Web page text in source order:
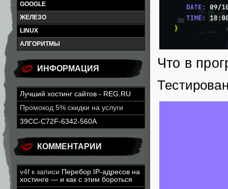
GOOGLE
ЖЕЛЕЗО
LINUX
АЛГОРИТМЫ
ИНФОРМАЦИЯ
Лучший хостинг сайтов - REG.RU
Промокод 5% скидки на услуги
39CC-C72F-6342-560A
КОММЕНТАРИИ
v4f к записи Перебор IP-адресов на
хостинге — и как с этим бороться
Что в